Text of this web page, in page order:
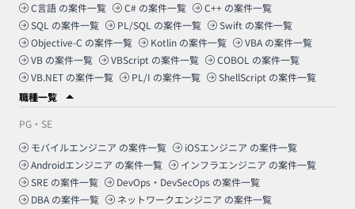
C言語 の案件一覧 C# の案件一覧 C++ の案件一覧
SQL の案件一覧 PL/SQL の案件一覧 Swift の案件一覧
Objective-C の案件一覧 Kotlin の案件一覧 VBA の案件一覧
VB の案件一覧 VBScript の案件一覧 COBOL の案件一覧
VB.NET の案件一覧 PL/I の案件一覧 ShellScript の案件一覧
職種一覧
PG・SE
モバイルエンジニア の案件一覧 iOSエンジニア の案件一覧
Androidエンジニア の案件一覧 インフラエンジニア の案件一覧
SRE の案件一覧 DevOps・DevSecOps の案件一覧
DBA の案件一覧 ネットワークエンジニア の案件一覧